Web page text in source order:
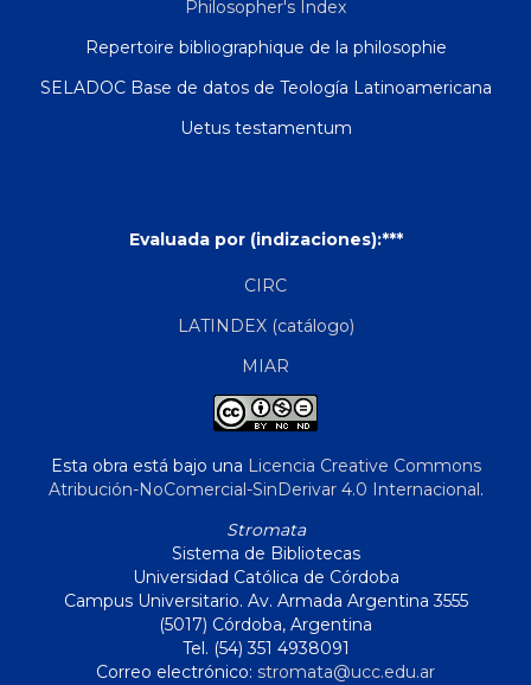
Philosopher's Index
Repertoire bibliographique de la philosophie
SELADOC Base de datos de Teología Latinoamericana
Uetus testamentum
Evaluada por (indizaciones):***
CIRC
LATINDEX (catálogo)
MIAR
Esta obra está bajo una Licencia Creative Commons
Atribución-NoComercial-SinDerivar 4.0 Internacional.
Stromata
Sistema de Bibliotecas
Universidad Católica de Córdoba
Campus Universitario. Av. Armada Argentina 3555
(5017) Córdoba, Argentina
Tel. (54) 351 4938091
Correo electrónico: stromata@ucc.edu.ar